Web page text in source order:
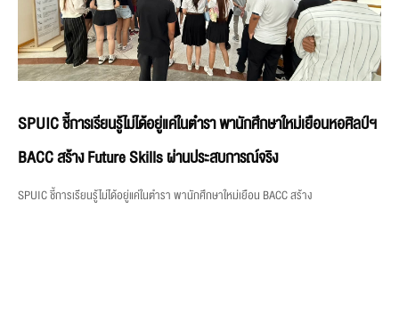
SPUIC ชี้การเรียนรู้ไม่ได้อยู่แค่ในตำรา พานักศึกษาใหม่เยือนหอศิลป์ฯ
BACC สร้าง Future Skills ผ่านประสบการณ์จริง
SPUIC ชี้การเรียนรู้ไม่ได้อยู่แค่ในตำรา พานักศึกษาใหม่เยือน BACC สร้าง